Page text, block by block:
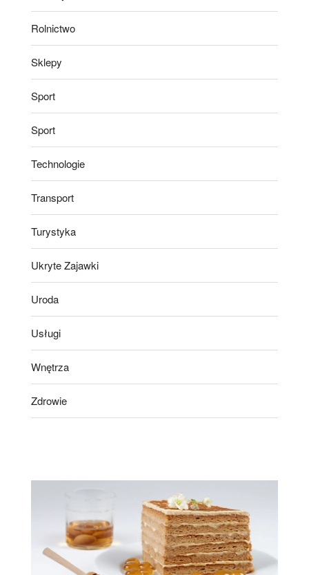
Rolnictwo
Sklepy
Sport
Sport
Technologie
Transport
Turystyka
Ukryte Zajawki
Uroda
Usługi
Wnętrza
Zdrowie